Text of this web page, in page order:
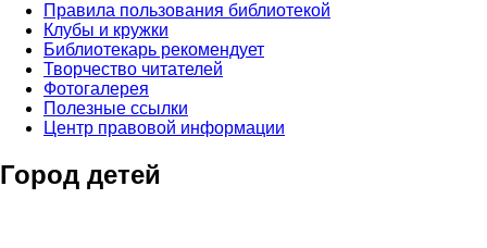
Правила пользования библиотекой
Клубы и кружки
Библиотекарь рекомендует
Творчество читателей
Фотогалерея
Полезные ссылки
Центр правовой информации
Город детей